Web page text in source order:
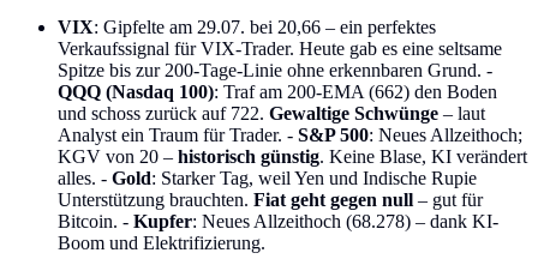
VIX: Gipfelte am 29.07. bei 20,66 – ein perfektes
Verkaufssignal für VIX-Trader. Heute gab es eine seltsame
Spitze bis zur 200-Tage-Linie ohne erkennbaren Grund. -
QQQ (Nasdaq 100): Traf am 200-EMA (662) den Boden
und schoss zurück auf 722. Gewaltige Schwünge – laut
Analyst ein Traum für Trader. - S&P 500: Neues Allzeithoch;
KGV von 20 – historisch günstig. Keine Blase, KI verändert
alles. - Gold: Starker Tag, weil Yen und Indische Rupie
Unterstützung brauchten. Fiat geht gegen null – gut für
Bitcoin. - Kupfer: Neues Allzeithoch (68.278) – dank KI-
Boom und Elektrifizierung.